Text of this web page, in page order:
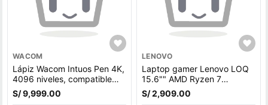
WACOM
Lápiz Wacom Intuos Pen 4K,
4096 niveles, compatible
con Wacom Intuos, One Pen
S/ 9,999.00
LENOVO
Laptop gamer Lenovo LOQ
15.6"" AMD Ryzen 7
7840HS, 512GB SSD, 16GB
RAM, RTX 4050 6GB, Win11
S/ 2,909.00